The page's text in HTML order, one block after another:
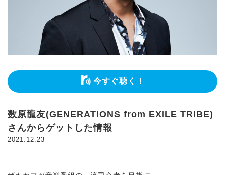
今すぐ聴く！
数原龍友(GENERATIONS from EXILE TRIBE)
さんからゲットした情報
2021.12.23